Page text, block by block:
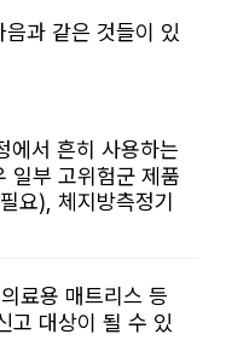
과 같은 것들이 있
에서 흔히 사용하는
일부 고위험군 제품
요), 체지방측정기
료용 매트리스 등
고 대상이 될 수 있